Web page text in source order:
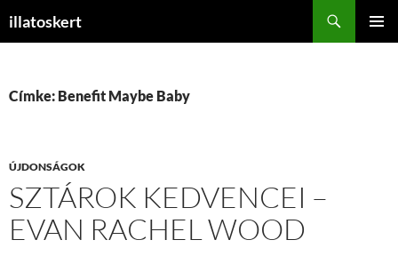
illatoskert
Címke: Benefit Maybe Baby
ÚJDONSÁGOK
SZTÁROK KEDVENCEI –
EVAN RACHEL WOOD